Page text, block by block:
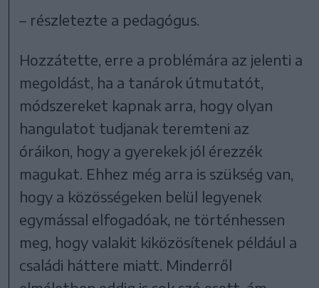
– részletezte a pedagógus.
Hozzátette, erre a problémára az jelenti a
megoldást, ha a tanárok útmutatót,
módszereket kapnak arra, hogy olyan
hangulatot tudjanak teremteni az
óráikon, hogy a gyerekek jól érezzék
magukat. Ehhez még arra is szükség van,
hogy a közösségeken belül legyenek
egymással elfogadóak, ne történhessen
meg, hogy valakit kiközösítenek például a
családi háttere miatt. Minderről